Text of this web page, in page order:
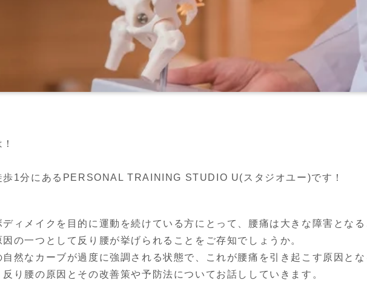
歩1分にあるPERSONAL TRAINING STUDIO U(スタジオユー)です！
ディメイクを目的に運動を続けている方にとって、腰痛は大きな障害となる
の一つとして反り腰が挙げられることをご存知でしょうか。
自然なカーブが過度に強調される状態で、これが腰痛を引き起こす原因とな
り腰の原因とその改善策や予防法についてお話ししていきます。